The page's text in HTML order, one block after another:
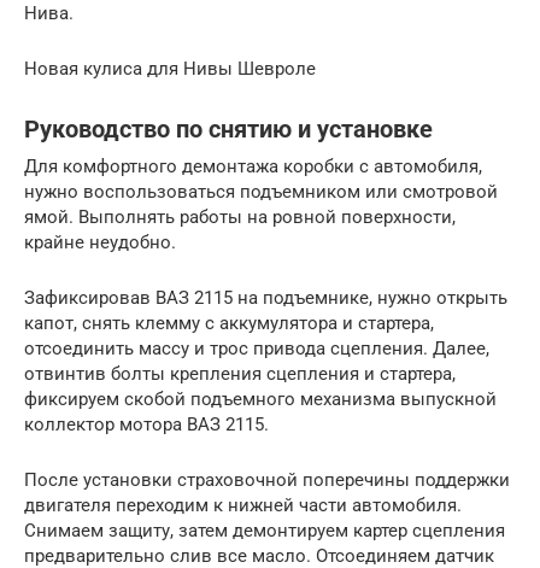
Нива.
Новая кулиса для Нивы Шевроле
Руководство по снятию и установке
Для комфортного демонтажа коробки с автомобиля,
нужно воспользоваться подъемником или смотровой
ямой. Выполнять работы на ровной поверхности,
крайне неудобно.
Зафиксировав ВАЗ 2115 на подъемнике, нужно открыть
капот, снять клемму с аккумулятора и стартера,
отсоединить массу и трос привода сцепления. Далее,
отвинтив болты крепления сцепления и стартера,
фиксируем скобой подъемного механизма выпускной
коллектор мотора ВАЗ 2115.
После установки страховочной поперечины поддержки
двигателя переходим к нижней части автомобиля.
Снимаем защиту, затем демонтируем картер сцепления
предварительно слив все масло. Отсоединяем датчик